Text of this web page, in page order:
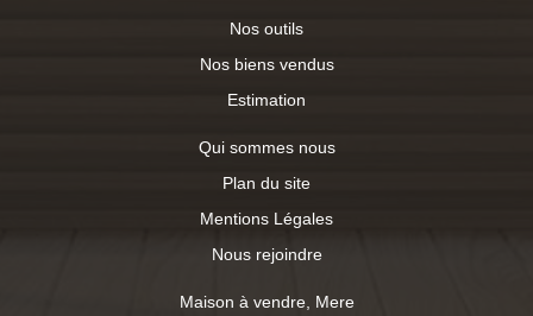
Nos outils
Nos biens vendus
Estimation
Qui sommes nous
Plan du site
Mentions Légales
Nous rejoindre
Maison à vendre, Mere